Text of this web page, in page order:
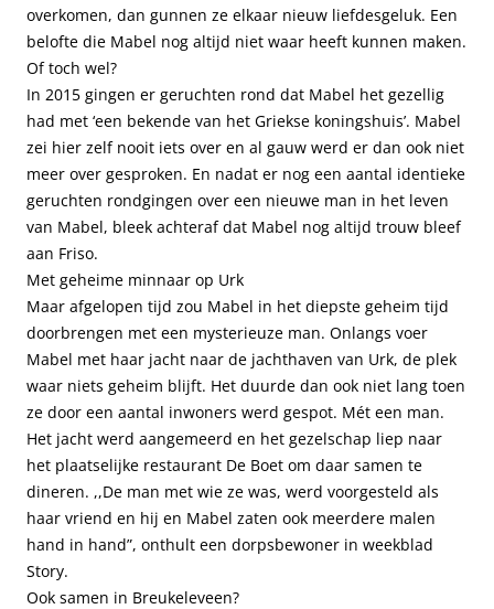
overkomen, dan gunnen ze elkaar nieuw liefdesgeluk. Een
belofte die Mabel nog altijd niet waar heeft kunnen maken.
Of toch wel?
In 2015 gingen er geruchten rond dat Mabel het gezellig
had met ‘een bekende van het Griekse koningshuis’. Mabel
zei hier zelf nooit iets over en al gauw werd er dan ook niet
meer over gesproken. En nadat er nog een aantal identieke
geruchten rondgingen over een nieuwe man in het leven
van Mabel, bleek achteraf dat Mabel nog altijd trouw bleef
aan Friso.
Met geheime minnaar op Urk
Maar afgelopen tijd zou Mabel in het diepste geheim tijd
doorbrengen met een mysterieuze man. Onlangs voer
Mabel met haar jacht naar de jachthaven van Urk, de plek
waar niets geheim blijft. Het duurde dan ook niet lang toen
ze door een aantal inwoners werd gespot. Mét een man.
Het jacht werd aangemeerd en het gezelschap liep naar
het plaatselijke restaurant De Boet om daar samen te
dineren. ,,De man met wie ze was, werd voorgesteld als
haar vriend en hij en Mabel zaten ook meerdere malen
hand in hand”, onthult een dorpsbewoner in weekblad
Story.
Ook samen in Breukeleveen?